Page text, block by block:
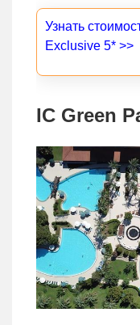
Узнать
Exclusive 5* >>
IC Green